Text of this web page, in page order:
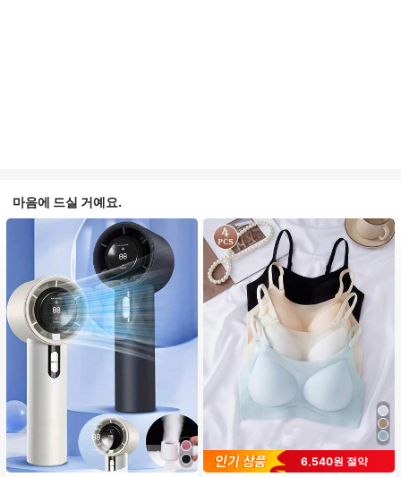
마음에 드실 거예요.
6,540원 절약